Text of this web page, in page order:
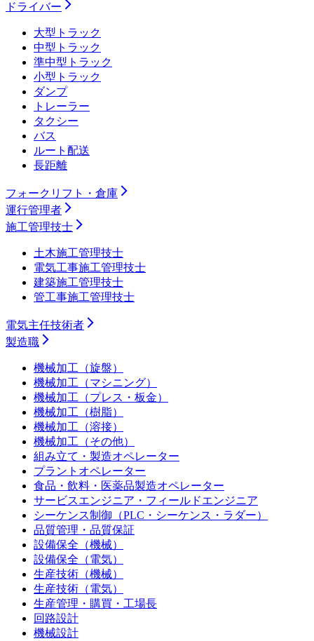
ドライバー
大型トラック
中型トラック
準中型トラック
小型トラック
ダンプ
トレーラー
タクシー
バス
ルート配送
長距離
フォークリフト・倉庫
運行管理者
施工管理技士
土木施工管理技士
電気工事施工管理技士
建築施工管理技士
管工事施工管理技士
電気主任技術者
製造職
機械加工（旋盤）
機械加工（マシニング）
機械加工（プレス・板金）
機械加工（樹脂）
機械加工（溶接）
機械加工（その他）
組み立て・製造オペレーター
プラントオペレーター
食品・飲料・医薬品製造オペレーター
サービスエンジニア・フィールドエンジニア
シーケンス制御（PLC・シーケンス・ラダー）
品質管理・品質保証
設備保全（機械）
設備保全（電気）
生産技術（機械）
生産技術（電気）
生産管理・購買・工場長
回路設計
機械設計